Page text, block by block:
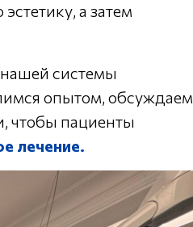
а затем
системы
опытом, обсуждаем
чтобы пациенты
лечение.